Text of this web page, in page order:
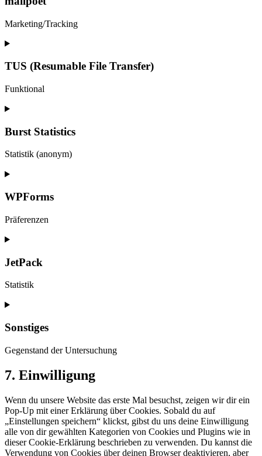
google-
maps
Marketing/Tracking
Consent
service
mailpoet
TUS (Resumable File Transfer)
Funktional
Consent
service
(resumable-
transfer)
Burst Statistics
Statistik (anonym)
Consent
service
statistics
WPForms
Präferenzen
Consent
service
JetPack
Statistik
Consent
service
Sonstiges
Gegenstand der Untersuchung
Consent
to
sonstiges
7. Einwilligung
Wenn du unsere Website das erste Mal besuchst, zeigen wir dir ein
Pop-Up mit einer Erklärung über Cookies. Sobald du auf
„Einstellungen speichern“ klickst, gibst du uns deine Einwilligung
alle von dir gewählten Kategorien von Cookies und Plugins wie in
dieser Cookie-Erklärung beschrieben zu verwenden. Du kannst die
Verwendung von Cookies über deinen Browser deaktivieren, aber